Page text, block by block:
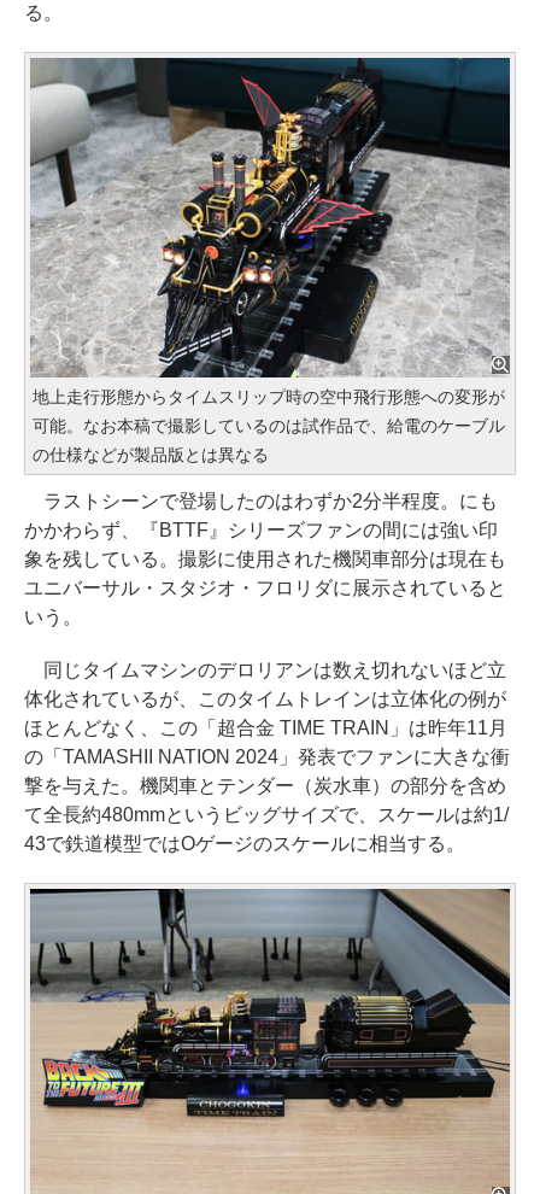
る。
地上走行形態からタイムスリップ時の空中飛行形態への変形が
可能。なお本稿で撮影しているのは試作品で、給電のケーブル
の仕様などが製品版とは異なる
ラストシーンで登場したのはわずか2分半程度。にも
かかわらず、『BTTF』シリーズファンの間には強い印
象を残している。撮影に使用された機関車部分は現在も
ユニバーサル・スタジオ・フロリダに展示されていると
いう。
同じタイムマシンのデロリアンは数え切れないほど立
体化されているが、このタイムトレインは立体化の例が
ほとんどなく、この「超合金 TIME TRAIN」は昨年11月
の「TAMASHII NATION 2024」発表でファンに大きな衝
撃を与えた。機関車とテンダー（炭水車）の部分を含め
て全長約480mmというビッグサイズで、スケールは約1/
43で鉄道模型ではOゲージのスケールに相当する。